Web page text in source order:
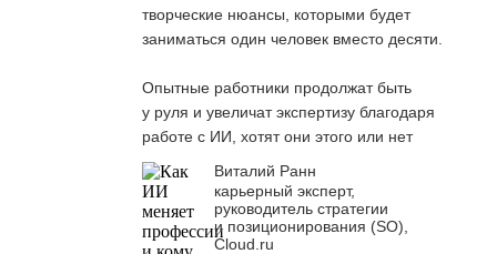
творческие нюансы, которыми будет
заниматься один человек вместо десяти.
Опытные работники продолжат быть
у руля и увеличат экспертизу благодаря
работе с ИИ, хотят они этого или нет
Виталий Ранн
карьерный эксперт,
руководитель стратегии
и позиционирования (SO),
Cloud.ru